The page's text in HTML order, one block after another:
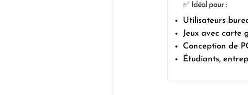
✅ Idéal pour :
Utilisateurs
Jeux avec carte
Conception de
Étudiants,